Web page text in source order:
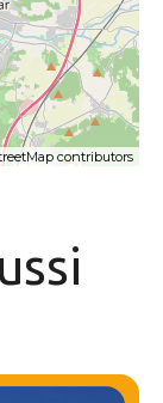
contributors